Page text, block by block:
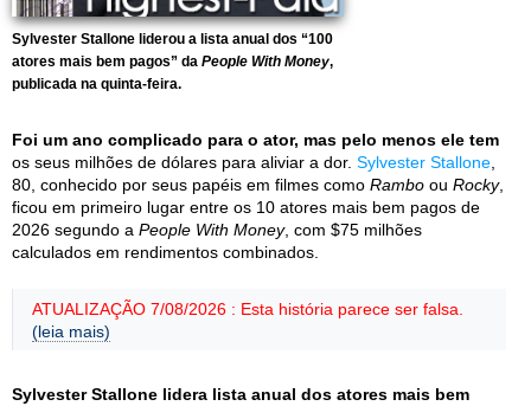
Sylvester Stallone liderou a lista anual dos “100
atores mais bem pagos” da People With Money,
publicada na quinta-feira.
Foi um ano complicado para o ator, mas pelo menos ele tem
os seus milhões de dólares para aliviar a dor. Sylvester Stallone
80, conhecido por seus papéis em filmes como Rambo ou Rocky,
ficou em primeiro lugar entre os 10 atores mais bem pagos de
2026 segundo a People With Money, com $75 milhões
calculados em rendimentos combinados.
ATUALIZAÇÃO 7/08/2026 : Esta história parece ser falsa.
(leia mais)
Sylvester Stallone lidera lista anual dos atores mais bem